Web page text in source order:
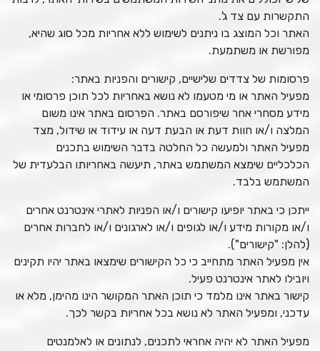
התקשרות עם צד ג'.
האתר וכל המוצג בו ניתנים לשימוש ללא אחריות מכל סוג שהיא,
מפורשת או משתמעת.
פרסומות של צדדים שלישיים, קישורים והפניות באתר:
מפעיל האתר או מי מטעמו לא נושא באחריות לכל תוכן פרסומי או
מידע מסחרי אחר שיפורסם באתר. הפרסום באתר אינו משום
המלצה ו/או חוות דעת או הבעת דעה או עידוד או שידול, מצד
מפעיל האתר ולמעשה כל החלטה בדבר השימוש בתכנים
הכלכליים שימצא המשתמש באתר, תיעשה באחריותו הבלעדית של
המשתמש בלבד.
ייתכן כי באתר יופיעו קישורים ו/או הפניות לאתרי אינטרנט אחרים
ו/או מקורות מידע ו/או לגופים ו/או לארגונים ו/או לחברות אחרים
(להלן: "קישורים").
אין מפעיל האתר מתחייב כי כל הקישורים שימצאו באתר יהיו תקינים
ויובילו לאתר אינטרנט פעיל.
קישור באתר אינו מלמד כי תוכן האתר המקושר הינו מהימן, מלא או
עדכני, ומפעיל האתר לא נושא בכל אחריות בקשר לכך.
מפעיל האתר לא יהיה אחראי לתכנים, לנתונים או לאלמנטים